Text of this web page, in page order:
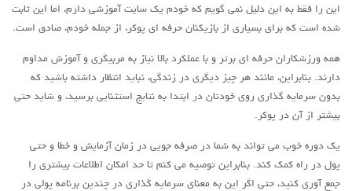
این را فقط به این دلیل نمی گویم که خودم یک سایت آموزشی دارم، اما این ثابت
شده است که برای بسیاری از بازیکنان حرفه ای پوکر، از جمله خودم، صادق است.
همه ورزشکاران حرفه ای برتر و با عملکرد بالا نیاز به مربیگری و آموزش مداوم
دارند. بنابراین، مانند هر چیز دیگری در زندگی، نباید انتظار داشته باشید که
بدون سرمایه گذاری روی خودتان در ابتدا به نتایج استثنایی برسید، و شاید حتی
بیشتر از آن در پوکر.
یک دوره خوب می تواند به شما در صرفه جویی در زمان آزمایش و خطا و حتی
پول در راه کمک کند. بنابراین توصیه می کنم تا حد امکان اطلاعات بیشتری را
جمع آوری کنید، حتی اگر این به معنای سرمایه گذاری در چندین برنامه پولی در